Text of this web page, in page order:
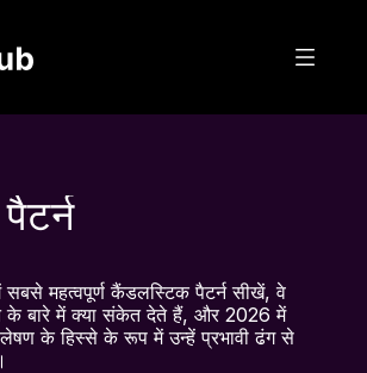
सबसे महत्वपूर्ण कैंडलस्टिक पैटर्न सीखें, वे
के बारे में क्या संकेत देते हैं, और 2026 में
के हिस्से के रूप में उन्हें प्रभावी ढंग से